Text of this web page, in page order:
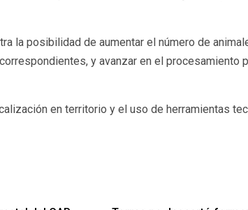
la posibilidad de aumentar el número de
y avanzar en el procesamiento
en territorio y el uso de herramientas